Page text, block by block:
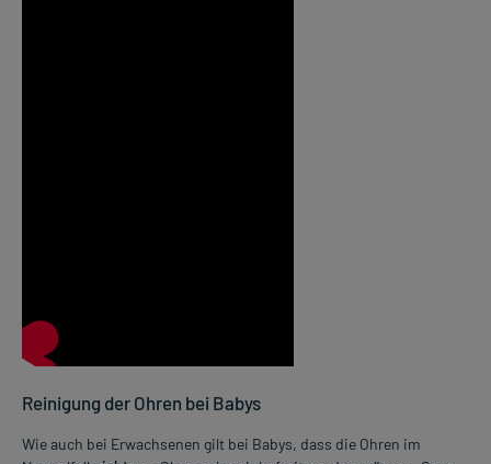
Bei verstopften Ohren sind Wattestäbchen ungeeignet, da sie die
Reinigung der Ohren bei Babys
Wie auch bei Erwachsenen gilt bei Babys, dass die Ohren im